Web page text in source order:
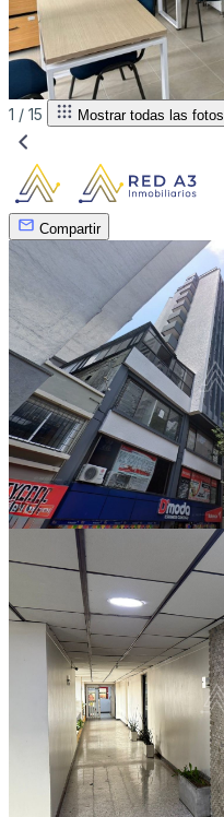
1 / 15 Mostrar todas las fotos.
Compartir